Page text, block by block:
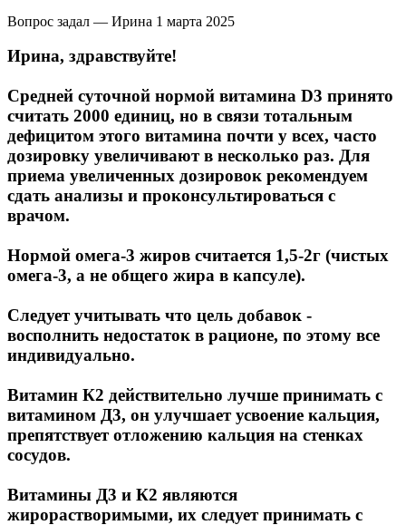
Бустеры тестостерона
ЗМА
Антиоксиданты
Борьба со стрессом
НАЗАД
Адаптогены и Ноотропы
Магний + В6
Волосы и кожа
Здоровая печень
Здоровье костей
Зрение
Вопрос задал — Ирина 1 марта 2025
Ирина, здравствуйте!
Средней суточной нормой витамина D3 принято
считать 2000 единиц, но в связи тотальным
дефицитом этого витамина почти у всех, часто
дозировку увеличивают в несколько раз. Для
приема увеличенных дозировок рекомендуем
сдать анализы и проконсультироваться с
врачом.
Нормой омега-3 жиров считается 1,5-2г (чистых
омега-3, а не общего жира в капсуле).
Следует учитывать что цель добавок -
восполнить недостаток в рационе, по этому все
индивидуально.
Витамин К2 действительно лучше принимать с
витамином Д3, он улучшает усвоение кальция,
препятствует отложению кальция на стенках
сосудов.
Витамины Д3 и К2 являются
жирорастворимыми, их следует принимать с